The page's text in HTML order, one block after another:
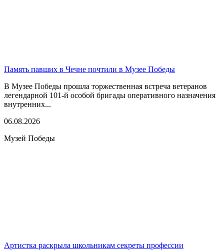
Память павших в Чечне почтили в Музее Победы
В Музее Победы прошла торжественная встреча ветеранов
легендарной 101-й особой бригады оперативного назначения
внутренних...
06.08.2026
Музей Победы
Артистка раскрыла школьникам секреты профессии